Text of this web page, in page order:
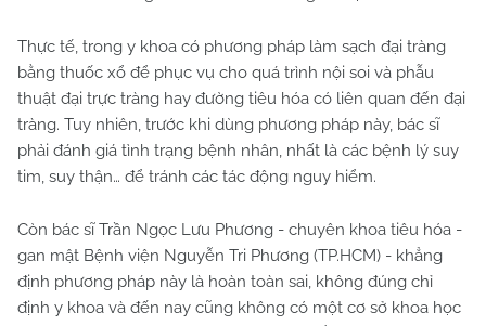
Thực tế, trong y khoa có phương pháp làm sạch đại tràng
bằng thuốc xổ để phục vụ cho quá trình nội soi và phẫu
thuật đại trực tràng hay đường tiêu hóa có liên quan đến đại
tràng. Tuy nhiên, trước khi dùng phương pháp này, bác sĩ
phải đánh giá tình trạng bệnh nhân, nhất là các bệnh lý suy
tim, suy thận… để tránh các tác động nguy hiểm.
Còn bác sĩ Trần Ngọc Lưu Phương - chuyên khoa tiêu hóa -
gan mật Bệnh viện Nguyễn Tri Phương (TP.HCM) - khẳng
định phương pháp này là hoàn toàn sai, không đúng chỉ
định y khoa và đến nay cũng không có một cơ sở khoa học